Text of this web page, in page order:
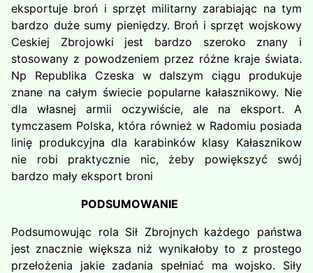
eksportuje broń i sprzęt militarny zarabiając na tym
bardzo duże sumy pieniędzy. Broń i sprzęt wojskowy
Ceskiej Zbrojowki jest bardzo szeroko znany i
stosowany z powodzeniem przez różne kraje świata.
Np Republika Czeska w dalszym ciągu produkuje
znane na całym świecie popularne kałasznikowy. Nie
dla własnej armii oczywiście, ale na eksport. A
tymczasem Polska, która również w Radomiu posiada
linię produkcyjna dla karabinków klasy Kałasznikow
nie robi praktycznie nic, żeby powiększyć swój
bardzo mały eksport broni
PODSUMOWANIE
Podsumowując rola Sił Zbrojnych każdego państwa
jest znacznie większa niż wynikałoby to z prostego
przełożenia jakie zadania spełniać ma wojsko. Siły